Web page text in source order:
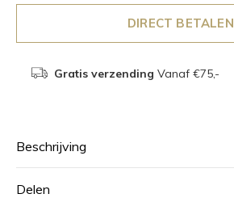
DIRECT BETALEN
Gratis verzending Vanaf €75,-
Beschrijving
Delen